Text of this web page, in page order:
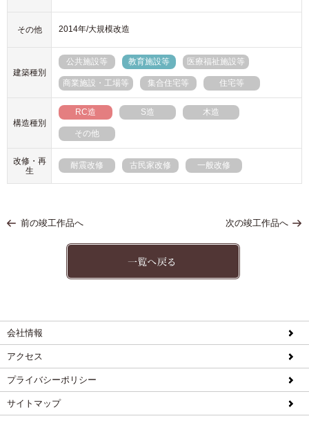
その他 2014年/大規模改造
建築種別
公共施設等 教育施設等 医療福祉施設等
商業施設・工場等 集合住宅等 住宅等
構造種別
RC造 S造 木造
その他
改修・再
生
耐震改修 古民家改修 一般改修
前の竣工作品へ 次の竣工作品へ
会社情報
アクセス
プライバシーポリシー
サイトマップ